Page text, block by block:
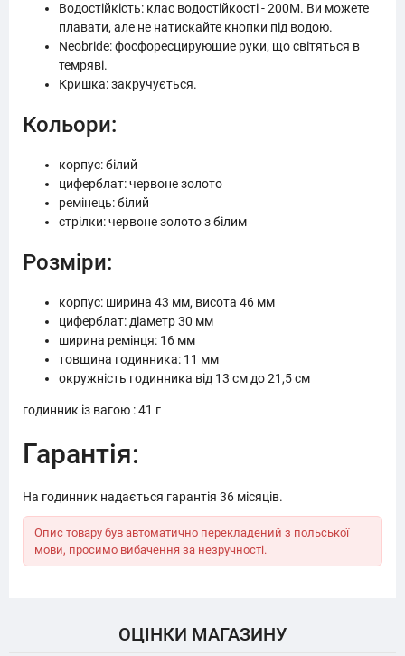
Водостійкість: клас водостійкості - 200М. Ви можете
плавати, але не натискайте кнопки під водою.
Neobride: фосфоресцирующие руки, що світяться в
темряві.
Кришка: закручується.
Кольори:
корпус: білий
циферблат: червоне золото
ремінець: білий
стрілки: червоне золото з білим
Розміри:
корпус: ширина 43 мм, висота 46 мм
циферблат: діаметр 30 мм
ширина ремінця: 16 мм
товщина годинника: 11 мм
окружність годинника від 13 см до 21,5 см
годинник із вагою : 41 г
Гарантія:
На годинник надається гарантія 36 місяців.
Опис товару був автоматично перекладений з польської
мови, просимо вибачення за незручності.
ОЦІНКИ МАГАЗИНУ